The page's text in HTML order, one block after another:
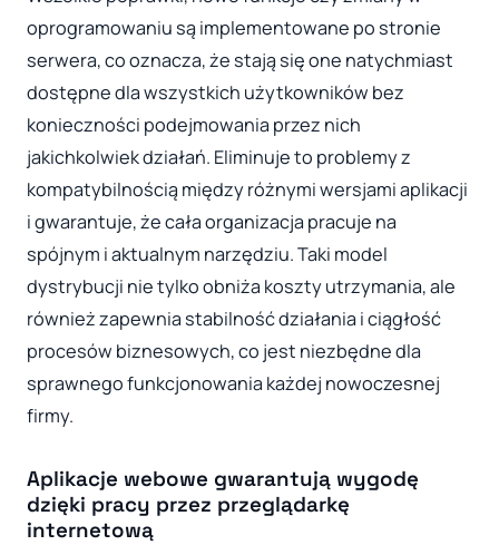
oprogramowaniu są implementowane po stronie
serwera, co oznacza, że stają się one natychmiast
dostępne dla wszystkich użytkowników bez
konieczności podejmowania przez nich
jakichkolwiek działań. Eliminuje to problemy z
kompatybilnością między różnymi wersjami aplikacji
i gwarantuje, że cała organizacja pracuje na
spójnym i aktualnym narzędziu. Taki model
dystrybucji nie tylko obniża koszty utrzymania, ale
również zapewnia stabilność działania i ciągłość
procesów biznesowych, co jest niezbędne dla
sprawnego funkcjonowania każdej nowoczesnej
firmy.
Aplikacje webowe gwarantują wygodę
dzięki pracy przez przeglądarkę
internetową